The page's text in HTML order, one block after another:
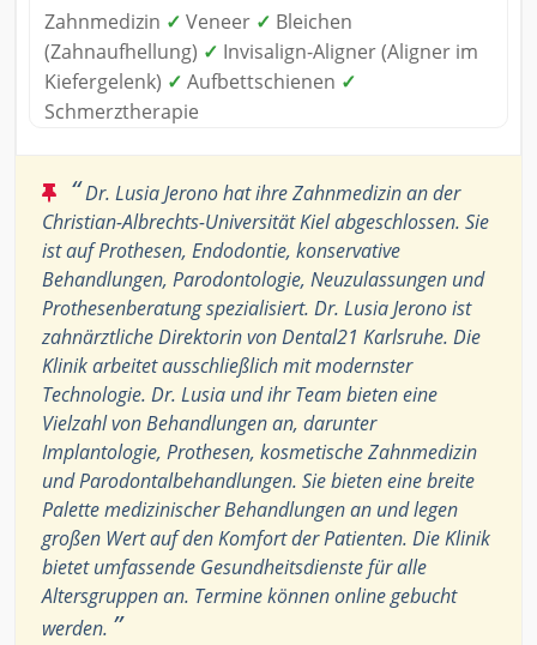
Zahnmedizin ✓ Veneer ✓ Bleichen
(Zahnaufhellung) ✓ Invisalign-Aligner (Aligner im
Kiefergelenk) ✓ Aufbettschienen ✓
Schmerztherapie
“Dr. Lusia Jerono hat ihre Zahnmedizin an der
Christian-Albrechts-Universität Kiel abgeschlossen. Sie
ist auf Prothesen, Endodontie, konservative
Behandlungen, Parodontologie, Neuzulassungen und
Prothesenberatung spezialisiert. Dr. Lusia Jerono ist
zahnärztliche Direktorin von Dental21 Karlsruhe. Die
Klinik arbeitet ausschließlich mit modernster
Technologie. Dr. Lusia und ihr Team bieten eine
Vielzahl von Behandlungen an, darunter
Implantologie, Prothesen, kosmetische Zahnmedizin
und Parodontalbehandlungen. Sie bieten eine breite
Palette medizinischer Behandlungen an und legen
großen Wert auf den Komfort der Patienten. Die Klinik
bietet umfassende Gesundheitsdienste für alle
Altersgruppen an. Termine können online gebucht
werden. ”